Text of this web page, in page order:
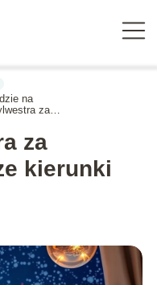
na
za
na
za
kierunki